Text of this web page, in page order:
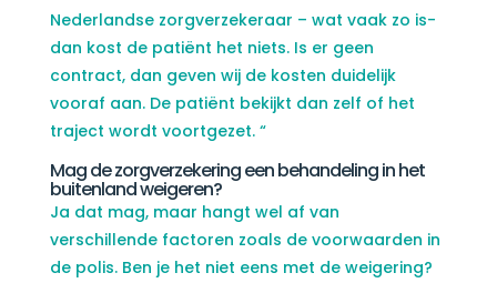
Nederlandse zorgverzekeraar – wat vaak zo is-
dan kost de patiënt het niets. Is er geen
contract, dan geven wij de kosten duidelijk
vooraf aan. De patiënt bekijkt dan zelf of het
traject wordt voortgezet. “
Mag de zorgverzekering een behandeling in het
buitenland weigeren?
Ja dat mag, maar hangt wel af van
verschillende factoren zoals de voorwaarden in
de polis. Ben je het niet eens met de weigering?